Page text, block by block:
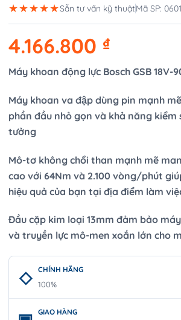
★★★★★Sẵn tư vấn kỹ thuậtMã SP:
4.166.800 ₫
Máy khoan động lực Bosch GSB 18V-
Máy khoan va đập dùng pin mạnh
phần đầu nhỏ gọn và khả năng kiểm
tưởng
Mô-tơ không chổi than mạnh mẽ
cao với 64Nm và 2.100 vòng/phút
hiệu quả của bạn tại địa điểm làm
Đầu cặp kim loại 13mm đảm bảo
và truyền lực mô-men xoắn lớn cho
CHÍNH HÃNG
100%
GIAO HÀNG